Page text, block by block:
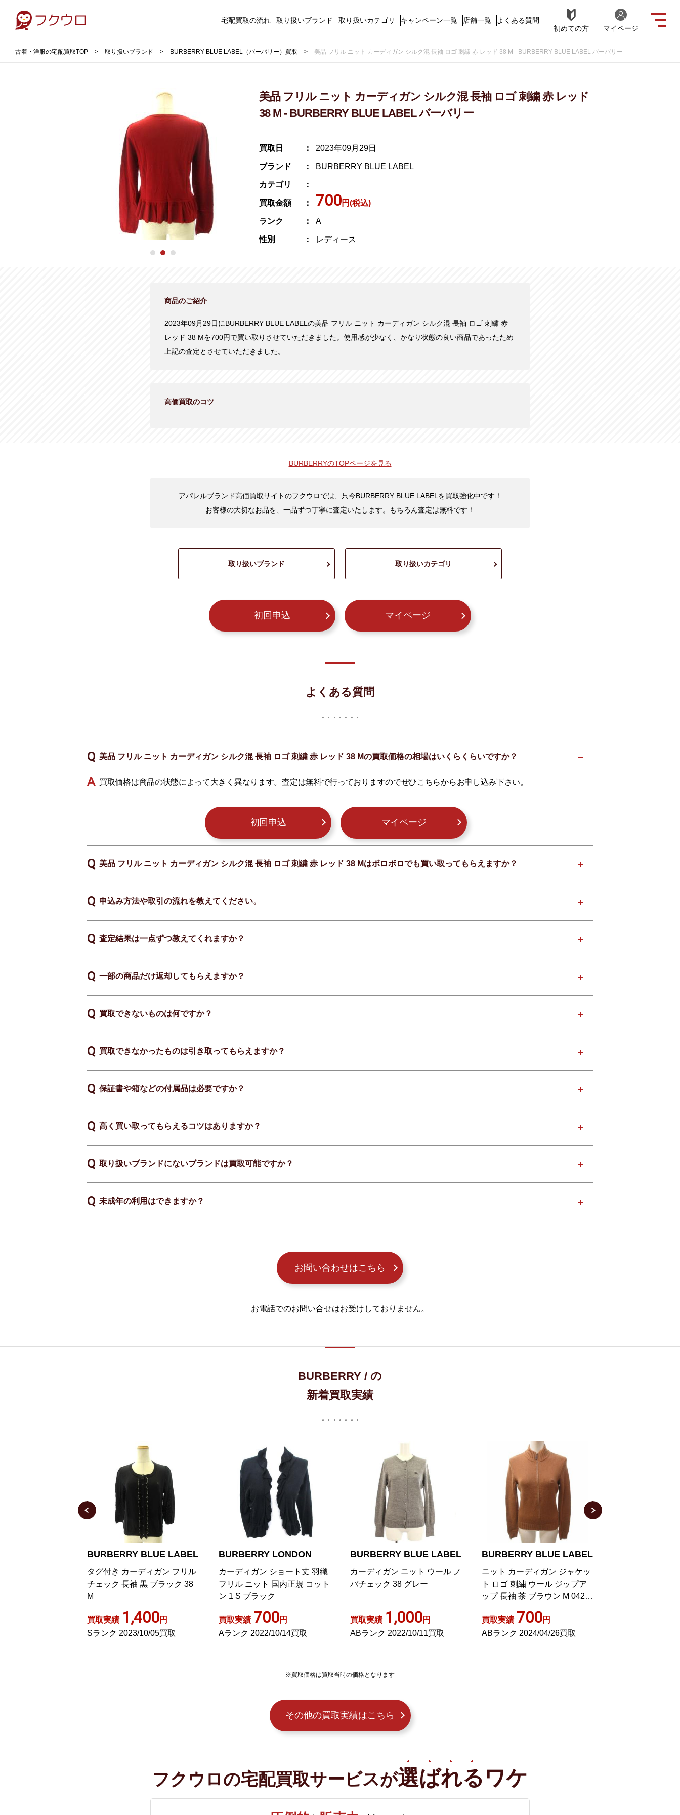
宅配買取の流れ 取り扱いブランド 取り扱いカテゴリ キャンペーン一覧 店舗一覧
よくある質問
初めての方
マイページ
古着・洋服の宅配買取TOP 取り扱いブランド BURBERRY BLUE LABEL（バーバリー）買取 美品 フリル ニット カーディガン シルク混 長袖 ロゴ 刺繍 赤 レッド 38 M - BURBERRY BLUE LABEL バーバリー
美品 フリル ニット カーディガン シルク混 長袖 ロゴ 刺繍 赤 レッド
38 M - BURBERRY BLUE LABEL バーバリー
買取日 2023年09月29日
ブランド BURBERRY BLUE LABEL
カテゴリ
買取金額 700円(税込)
ランク A
性別 レディース
商品のご紹介
2023年09月29日にBURBERRY BLUE LABELの美品 フリル ニット カーディガン シルク混 長袖 ロゴ 刺繍 赤
レッド 38 Mを700円で買い取りさせていただきました。使用感が少なく、かなり状態の良い商品であったため
上記の査定とさせていただきました。
高価買取のコツ
BURBERRYのTOPページを見る
アパレルブランド高価買取サイトのフクウロでは、只今BURBERRY BLUE LABELを買取強化中です！
お客様の大切なお品を、一品ずつ丁寧に査定いたします。もちろん査定は無料です！
取り扱いブランド 取り扱いカテゴリ
初回申込 マイページ
よくある質問
美品 フリル ニット カーディガン シルク混 長袖 ロゴ 刺繍 赤 レッド 38 Mの買取価格の相場はいくらくらいですか？
買取価格は商品の状態によって大きく異なります。査定は無料で行っておりますのでぜひこちらからお申し込み下さい。
初回申込 マイページ
美品 フリル ニット カーディガン シルク混 長袖 ロゴ 刺繍 赤 レッド 38 Mはボロボロでも買い取ってもらえますか？
申込み方法や取引の流れを教えてください。
査定結果は一点ずつ教えてくれますか？
一部の商品だけ返却してもらえますか？
買取できないものは何ですか？
買取できなかったものは引き取ってもらえますか？
保証書や箱などの付属品は必要ですか？
高く買い取ってもらえるコツはありますか？
取り扱いブランドにないブランドは買取可能ですか？
未成年の利用はできますか？
お問い合わせはこちら
お電話でのお問い合せはお受けしておりません。
BURBERRY / の
新着買取実績
BURBERRY LONDON
カーディガン ショート丈 羽織
フリル ニット 国内正規 コット
ン 1 S ブラック
買取実績 700円
Aランク 2022/10/14買取
BURBERRY BLUE LABEL
カーディガン ニット ウール ノ
バチェック 38 グレー
買取実績 1,000
ABランク 2022/10/11買取
BURBERRY BLUE LABEL
ニット カーディガン ジャケッ
ト ロゴ 刺繍 ウール ジップア
買取実績 700円
ABランク 2024/04/26買取
BURBERRY LONDON
ケーブルニットカーディガン
ショート丈 五分袖 金ボタン ベ
ージュ 1 約S
買取実績 1,500
ABランク 2021/08/24買取
※買取価格は買取当時の価格となります
その他の買取実績はこちら
フクウロの宅配買取サービスが選ばれるワケ